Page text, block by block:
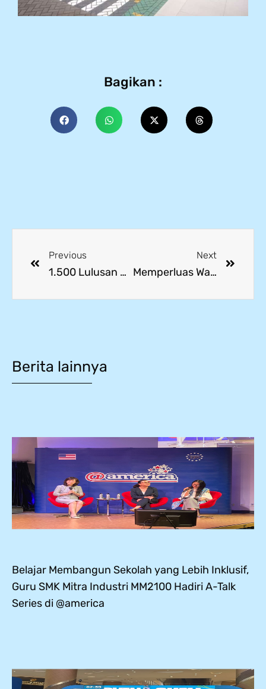
Bagikan :
Previous
1.500 Lulusan SMK Dilepas untuk Magang ke Luar Negeri: SMK Mitra Industri MM2100 Jadi Tuan Rumah Acara Nasional
Next
Memperluas Wawasan Terkait Deep Learning bersama Pak Wikan Sakarinto
Berita lainnya
Belajar Membangun Sekolah yang Lebih Inklusif,
Guru SMK Mitra Industri MM2100 Hadiri A-Talk
Series di @america